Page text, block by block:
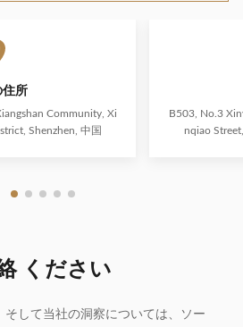
住所
Community, Xi
Shenzhen, 中国
B503, No.3
nqiao
ください
そして当社の洞察については、ソー